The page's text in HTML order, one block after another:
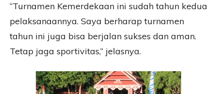
“Turnamen Kemerdekaan ini sudah tahun kedua
pelaksanaannya. Saya berharap turnamen
tahun ini juga bisa berjalan sukses dan aman.
Tetap jaga sportivitas,” jelasnya.